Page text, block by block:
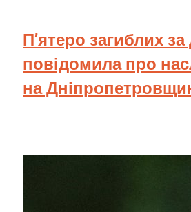
П’ятеро загиблих
повідомила про
на